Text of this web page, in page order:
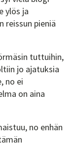
ylös ja
reissun pieniä
tuttuihin,
jo ajatuksia
no ei
on aina
no enhän